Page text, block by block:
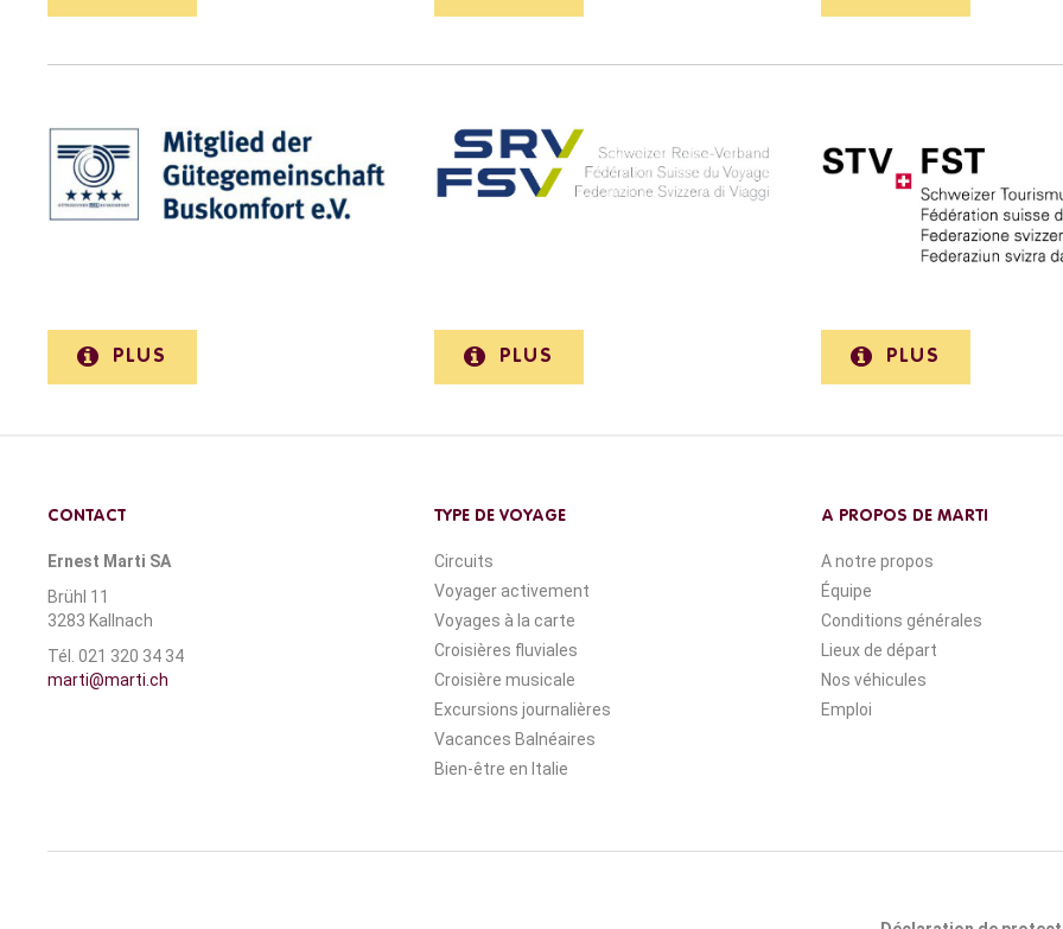
PLUS PLUS PLUS
CONTACT
Ernest Marti SA
Brühl 11
3283 Kallnach
Tél. 021 320 34 34
marti@marti.ch
TYPE DE VOYAGE
Circuits
Voyager activement
Voyages à la carte
Croisières fluviales
Croisière musicale
Excursions journalières
Vacances Balnéaires
Bien-être en Italie
A PROPOS DE MARTI
A notre propos
Équipe
Conditions générales
Lieux de départ
Nos véhicules
Emploi